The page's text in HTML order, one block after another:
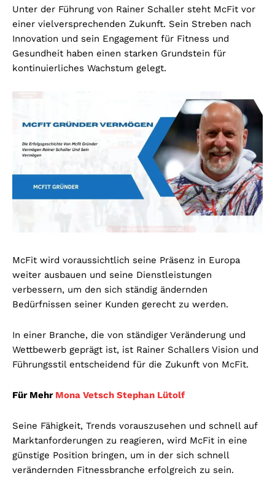
Unter der Führung von Rainer Schaller steht McFit vor
einer vielversprechenden Zukunft. Sein Streben nach
Innovation und sein Engagement für Fitness und
Gesundheit haben einen starken Grundstein für
kontinuierliches Wachstum gelegt.
McFit wird voraussichtlich seine Präsenz in Europa
weiter ausbauen und seine Dienstleistungen
verbessern, um den sich ständig ändernden
Bedürfnissen seiner Kunden gerecht zu werden.
In einer Branche, die von ständiger Veränderung und
Wettbewerb geprägt ist, ist Rainer Schallers Vision und
Führungsstil entscheidend für die Zukunft von McFit.
Für Mehr Mona Vetsch Stephan Lütolf
Seine Fähigkeit, Trends vorauszusehen und schnell auf
Marktanforderungen zu reagieren, wird McFit in eine
günstige Position bringen, um in der sich schnell
verändernden Fitnessbranche erfolgreich zu sein.